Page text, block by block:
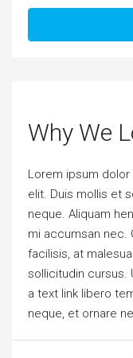
Why We
Lorem ipsum
elit. Duis mollis et
neque. Aliquam
mi accumsan nec.
facilisis, at
sollicitudin cursus.
a text link libero
neque, et ornare